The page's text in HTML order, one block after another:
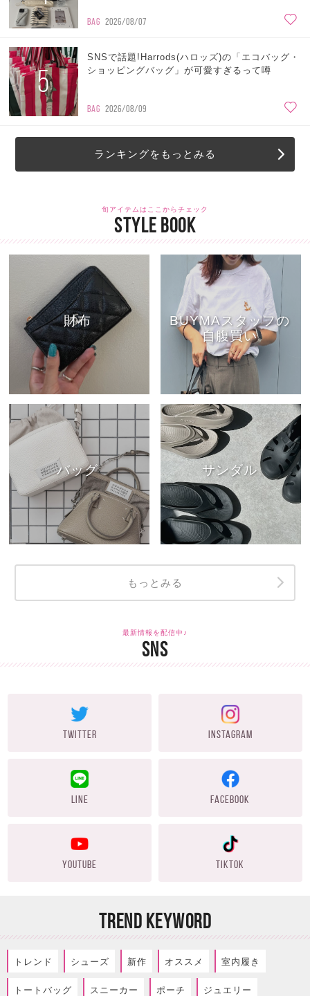
BAG 2026/08/07
5
SNSで話題!Harrods(ハロッズ)の「エコバッグ・
ショッピングバッグ」が可愛すぎるって噂
BAG 2026/08/09
ランキングをもっとみる
旬アイテムはここからチェック
STYLE BOOK
財布
BUYMAスタッフの
自腹買い
バッグ サンダル
もっとみる
最新情報を配信中♪
SNS
TWITTER INSTAGRAM
LINE FACEBOOK
YOUTUBE TIKTOK
TREND KEYWORD
トレンド シューズ 新作 オススメ 室内履き
トートバッグ スニーカー ポーチ ジュエリー